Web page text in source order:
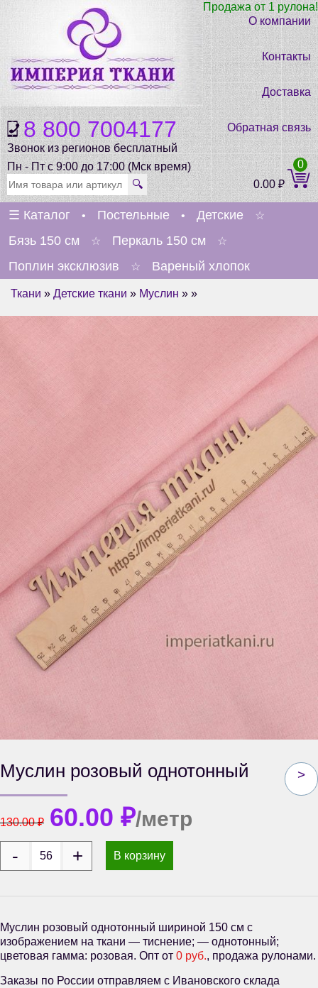
8 800 7004177
Звонок из регионов бесплатный
Пн - Пт с 9:00 до 17:00 (Мск время)
Продажа от 1 рулона!
О компании
Контакты
Доставка
Обратная связь
🔍 0.00₽
0
☰ Каталог • Постельные • Детские ☆
Бязь 150 см ☆ Перкаль 150 см ☆
Поплин эксклюзив ☆ Вареный хлопок
Ткани » Детские ткани » Муслин » »
>
Муслин розовый однотонный
130.00₽ 60.00 ₽/метр
В корзину
Муслин розовый однотонный шириной 150 см с
изображением на ткани — тиснение; — однотонный;
цветовая гамма: розовая. Опт от 0 руб., продажа рулонами.
Заказы по России отправляем с Ивановского склада